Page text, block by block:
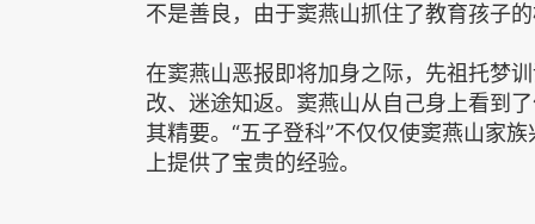
不是善良，由于窦燕山抓住了教育孩子
在窦燕山恶报即将加身之际，先祖托梦
改、迷途知返。窦燕山从自己身上看到
其精要。“五子登科”不仅仅使窦燕山家
上提供了宝贵的经验。